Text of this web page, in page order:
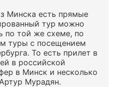
Минска есть прямые
тур можно
по той же схеме, по
туры с посещением
То есть прилет в
в российской
в Минск и несколько
Мурадян.